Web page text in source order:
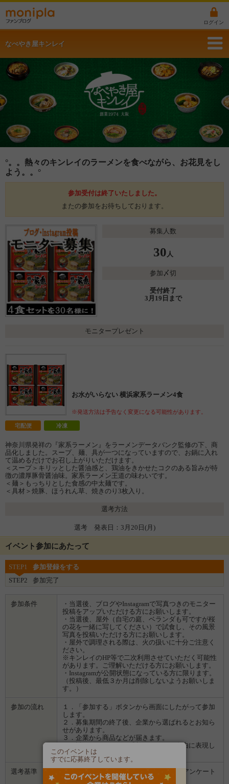
ログイン
なべやき屋キンレイ
°。。熱々のキンレイのラーメンを食べながら、お花見をし
よう。。°
参加受付は終了いたしました。
またの参加をお待ちしております。
募集人数
30 人
参加〆切
受付終了
3月19日まで
モニタープレゼント
お水がいらない 横浜家系ラーメン4食
※発送方法は予告なく変更になる可能性があります。
宅配便 冷凍
神奈川県発祥の『家系ラーメン』をラーメンデータバンク監修の下、商
品化しました。スープ、麺、具が一つになっていますので、お鍋に入れ
て温めるだけでお召し上がりいただけます。
＜スープ＞キリッとした醤油感と、鶏油をきかせたコクのある旨みが特
徴の濃厚豚骨醤油味。家系ラーメン王道の味わいです。
＜麺＞もっちりとした食感の中太麺です。
＜具材＞焼豚、ほうれん草、焼きのり3枚入り。
選考方法
選考 発表日：3月20日(月)
イベント参加にあたって
STEP1
参加登録をする
STEP2
参加完了
参加条件
・当選後、ブログやInstagramで写真つきのモニター
投稿をアップいただける方にお願いします。
・当選後、屋外（自宅の庭、ベランダも可ですが桜
の花を一緒に写してください）で試食し、その風景
写真を投稿いただける方にお願いします。
・屋外で調理される際は、火の扱いに十分ご注意く
ださい。
※キンレイのHP等で二次利用させていただく可能性
があります。ご理解いただける方にお願いします。
・Instagramが公開状態になっている方に限ります。
（投稿後、最低３か月は削除しないようお願いしま
す。）
参加の流れ
１．「参加する」ボタンから画面にしたがって参加
します。
２．募集期間の終了後、企業から選ばれるとお知ら
せがあります。
３．企業から商品などが届きます。
４．試していただいた感想や口コミを自由に表現し
て投稿してください。
選考基準
・お持ちのブログまたはInstagram、事前アンケート
の内容を拝見して選考いたします。
このイベントは
すでに応募終了しています。